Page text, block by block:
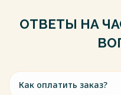
ОТВЕТЫ НА
Как оплатить заказ?